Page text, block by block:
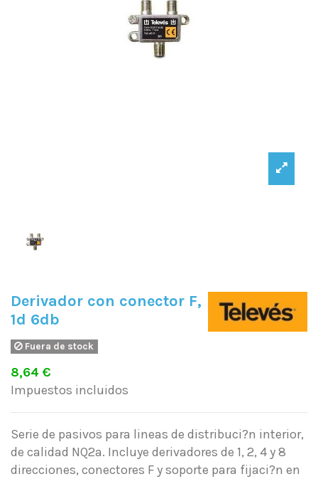
Derivador con conector F,
1d 6db
Fuera de stock
8,64 €
Impuestos incluidos
Serie de pasivos para lineas de distribuci?n interior,
de calidad NQ2a. Incluye derivadores de 1, 2, 4 y 8
direcciones, conectores F y soporte para fijaci?n en